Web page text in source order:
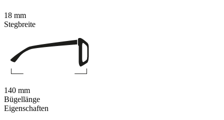
Eigenschaften
18 mm
Stegbreite
140 mm
Bügellänge